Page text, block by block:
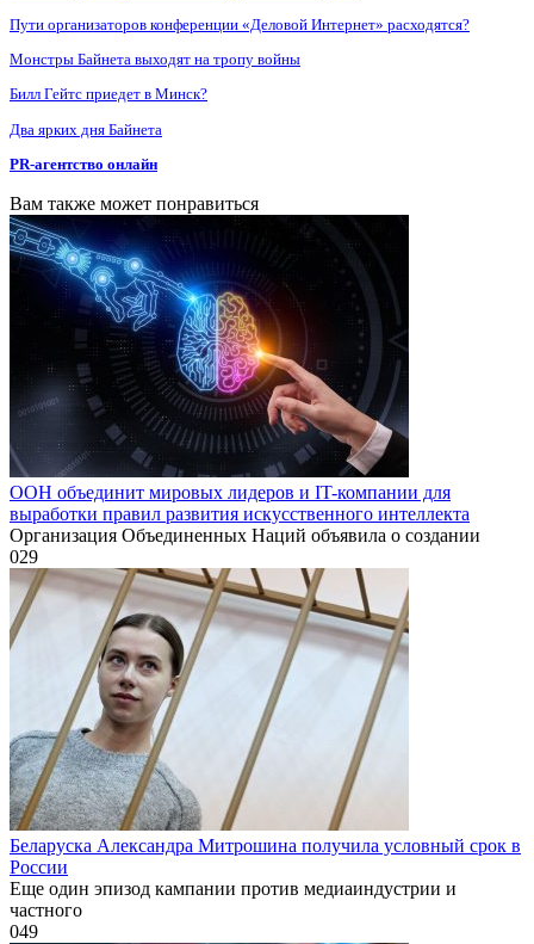
Пути организаторов конференции «Деловой Интернет» расходятся?
Монстры Байнета выходят на тропу войны
Билл Гейтс приедет в Минск?
Два ярких дня Байнета
PR-агентство онлайн
Вам также может понравиться
ООН объединит мировых лидеров и IT-компании для
выработки правил развития искусственного интеллекта
Организация Объединенных Наций объявила о создании
029
Беларуска Александра Митрошина получила условный срок в
России
Еще один эпизод кампании против медиаиндустрии и
частного
049